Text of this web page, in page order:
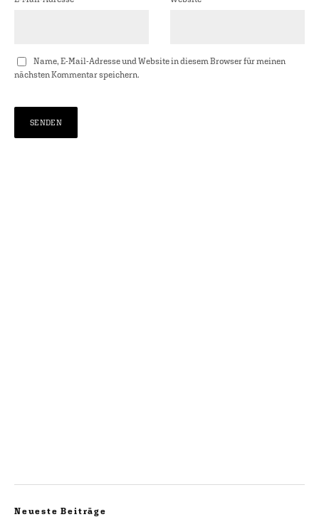
Name, E-Mail-Adresse und Website in diesem Browser für meinen
nächsten Kommentar speichern.
Neueste Beiträge